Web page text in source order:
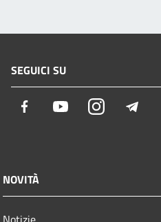
SEGUICI SU
Facebook YoutubeInstagram
NOVITÀ